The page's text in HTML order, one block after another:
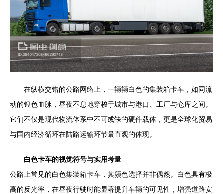
在纵横交错的公路网络上，一辆辆白色的集装箱卡车，如同流
动的银色血脉，昼夜不息地穿梭于城市与港口、工厂与仓库之间。
它们不仅是现代物流体系中不可或缺的硬件载体，更是全球化贸易
与国内经济循环在陆路运输环节最直观的体现。
白色卡车的视觉符号与实用考量
公路上常见的白色集装箱卡车，其颜色选择并非偶然。白色具有极
高的反光率，在昼夜行驶时能显著提升车辆的可见性，增强道路安